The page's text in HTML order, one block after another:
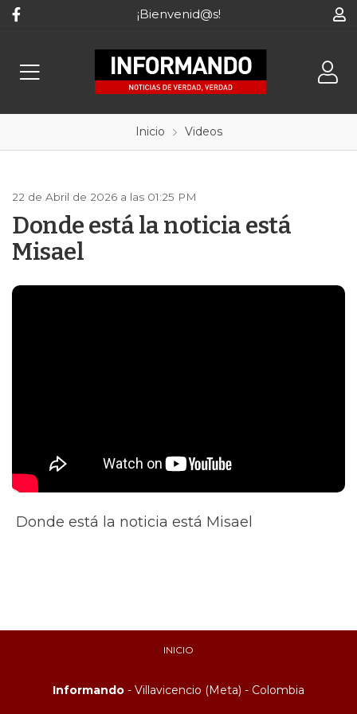
¡Bienvenid@s!
Inicio Videos
22 de Abril de 2026 a las 01:25 PM
Donde está la noticia está
Misael
Donde está la noticia está Misael
INICIO
Informando - Villavicencio (Meta) - Colombia